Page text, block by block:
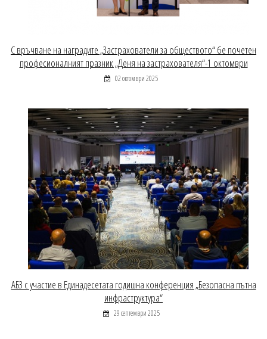
С връчване на наградите „Застрахователи за обществото“ бе почетен
професионалният празник „Деня на застрахователя“-1 октомври
02 октомври 2025
АБЗ с участие в Единадесетата годишна конференция „Безопасна пътна
инфраструктура“
29 септември 2025